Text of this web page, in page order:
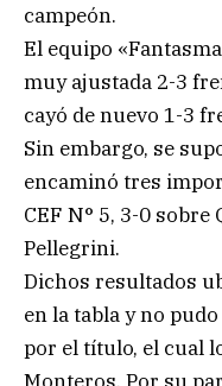
campeón.
El equipo
muy ajustada 2-3
cayó de nuevo 1-3
Sin embargo, se
encaminó tres
CEF N° 5, 3-0
Pellegrini.
Dichos resultados
en la tabla y no
por el título, el cual
Monteros. Por su